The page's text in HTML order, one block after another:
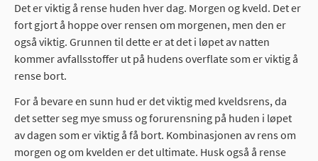
Det er viktig å rense huden hver dag. Morgen og kveld. Det er
fort gjort å hoppe over rensen om morgenen, men den er
også viktig. Grunnen til dette er at det i løpet av natten
kommer avfallsstoffer ut på hudens overflate som er viktig å
rense bort.
For å bevare en sunn hud er det viktig med kveldsrens, da
det setter seg mye smuss og forurensning på huden i løpet
av dagen som er viktig å få bort. Kombinasjonen av rens om
morgen og om kvelden er det ultimate. Husk også å rense